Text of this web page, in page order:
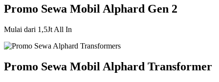
Promo Sewa Mobil Alphard Gen 2
Mulai dari 1,5Jt All In
Promo Sewa Mobil Alphard Transformer